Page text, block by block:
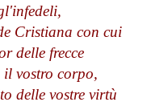
Cristiana con cui
delle frecce
vostro corpo,
delle vostre virtù